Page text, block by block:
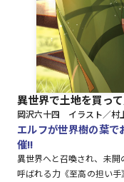
異世界で土地を買っ
岡沢六十四 イラスト／村
エルフが世界樹の葉
催!!
異世界へと召喚され、未
呼ばれる力《至高の担い